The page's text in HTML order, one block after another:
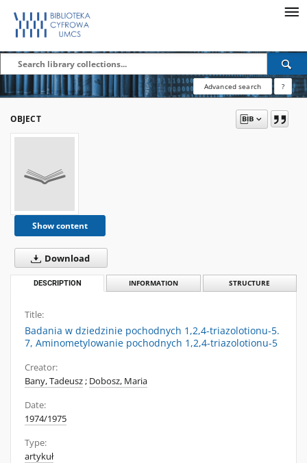
Advanced search ?
OBJECT
Show content
Download
DESCRIPTION INFORMATION STRUCTURE
Title:
Badania w dziedzinie pochodnych 1,2,4-triazolotionu-5.
7, Aminometylowanie pochodnych 1,2,4-triazolotionu-5
Creator:
Bany, Tadeusz; Dobosz, Maria
Date:
1974/1975
Type:
artykuł